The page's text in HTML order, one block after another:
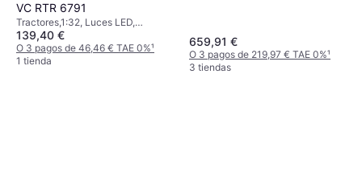
VC RTR 6791
Tractores,1:32, Luces LED,
Aplicación móvil, Bluetooth,
Totalmente ensamblado, Tracción
en las cuatro ruedas (4WD)
139,40 €
O 3 pagos de 46,46 € TAE 0%¹
1 tienda
659,91 €
O 3 pagos de 219,97 € TAE 0%¹
3 tiendas